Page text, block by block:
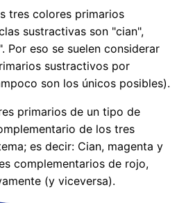
tres colores primarios
sustractivas son "cian",
Por eso se suelen considerar
sustractivos por
son los únicos posibles).
primarios de un tipo de
de los tres
es decir: Cian, magenta y
complementarios de rojo,
(y viceversa).